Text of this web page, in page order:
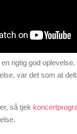
rigtig god
var det som at
så tjek